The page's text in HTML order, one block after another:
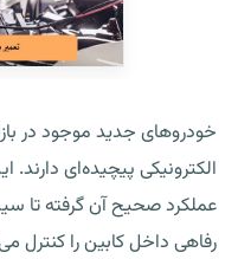
خودروهای جدید موجود در
الکترونیکی پیچیده‌ای
عملکرد صحیح آن گرفته تا
رفاهی داخل کابین را کنترل